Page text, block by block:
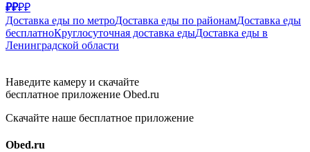
₽₽₽₽
Доставка еды по метроДоставка еды по районамДоставка еды
бесплатноКруглосуточная доставка едыДоставка еды в
Ленинградской области
Наведите камеру и скачайте
бесплатное приложение Obed.ru
Скачайте наше бесплатное приложение
Obed.ru